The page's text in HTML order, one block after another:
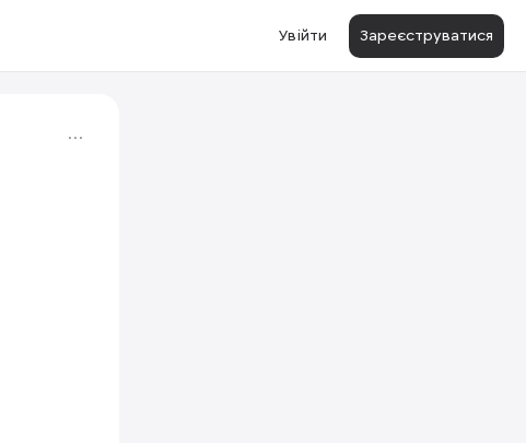
Увійти Зареєструватися